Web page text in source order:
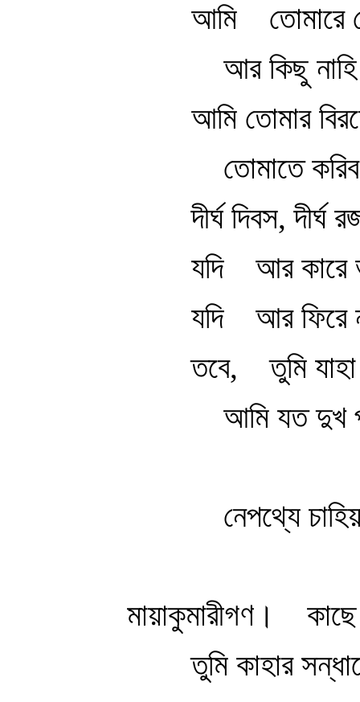
আমি তোমারে
আর কিছু
আমি তোমার
তোমাতে
দীর্ঘ দিবস, দীর্ঘ
যদি আর কারে
যদি আর ফিরে
তবে, তুমি যাহা
আমি যত দুখ
নেপথ্যে
মায়াকুমারীগণ।
তুমি কাহার